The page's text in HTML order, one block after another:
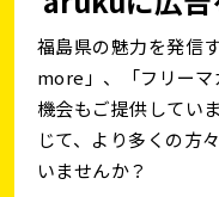
福島県の魅力を発信
more」、「フリー
機会もご提供してい
じて、より多くの方
いませんか？